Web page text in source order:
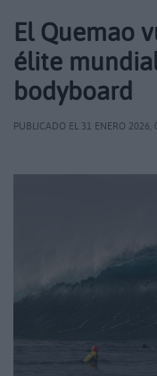
El Quemao
élite
bodyboard
PUBLICADO EL 31 ENERO 2026,